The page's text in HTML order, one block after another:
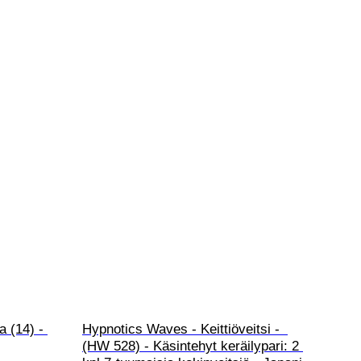
(14) -
Hypnotics Waves - Keittiöveitsi -
(HW 528) - Käsintehyt keräilypari: 2